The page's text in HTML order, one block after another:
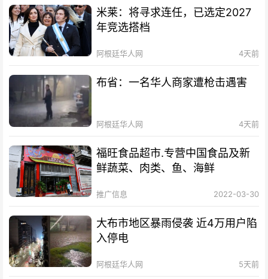
米莱：将寻求连任，已选定2027
年竞选搭档
阿根廷华人网 4天前
布省：一名华人商家遭枪击遇害
阿根廷华人网 4天前
福旺食品超市.专营中国食品及新
鲜蔬菜、肉类、鱼、海鲜
推广信息 2022-03-30
大布市地区暴雨侵袭 近4万用户陷
入停电
阿根廷华人网 5天前